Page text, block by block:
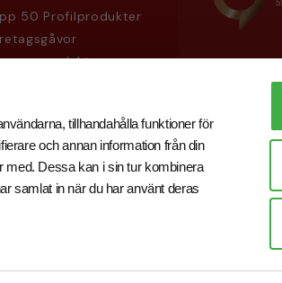
tillhandahålla funktioner för
och annan information från din
med. Dessa kan i sin tur kombinera
samlat in när du har använt deras
50 Profilprodukter